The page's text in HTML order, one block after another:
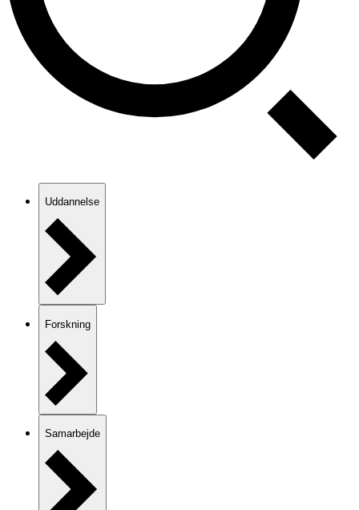
Uddannelse
Forskning
Samarbejde